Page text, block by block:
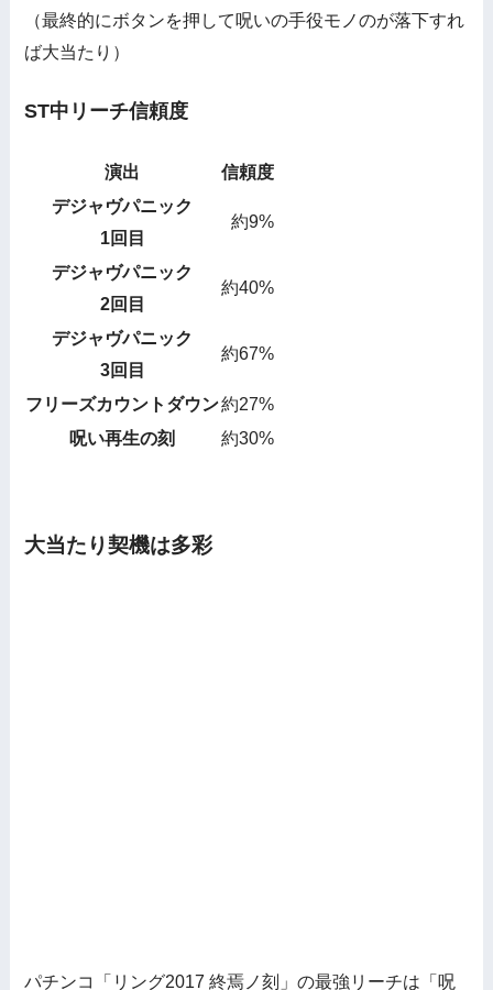
（最終的にボタンを押して呪いの手役モノのが落下すれ
ば大当たり）
ST中リーチ信頼度
演出
信頼度
デジャヴパニック
1回目
約9%
デジャヴパニック
2回目
約40%
デジャヴパニック
3回目
約67%
フリーズカウントダウン約27%
呪い再生の刻
約30%
大当たり契機は多彩
パチンコ「リング2017 終焉ノ刻」の最強リーチは「呪